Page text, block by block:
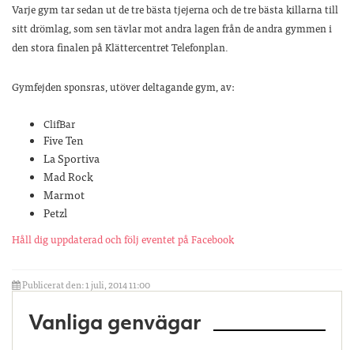
Varje gym tar sedan ut de tre bästa tjejerna och de tre bästa killarna till
sitt drömlag, som sen tävlar mot andra lagen från de andra gymmen i
den stora finalen på Klättercentret Telefonplan.
Gymfejden sponsras, utöver deltagande gym, av:
ClifBar
Five Ten
La Sportiva
Mad Rock
Marmot
Petzl
Håll dig uppdaterad och följ eventet på Facebook
Publicerat den: 1 juli, 2014 11:00
Vanliga genvägar